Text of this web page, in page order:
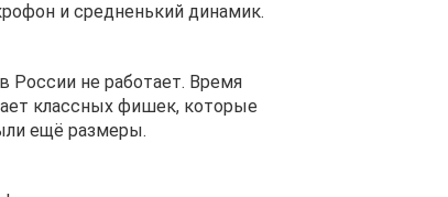
и средненький динамик.
России не работает. Время
классных фишек, которые
ещё размеры.